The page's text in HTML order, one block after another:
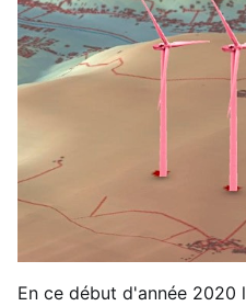
En ce début d'année 2020